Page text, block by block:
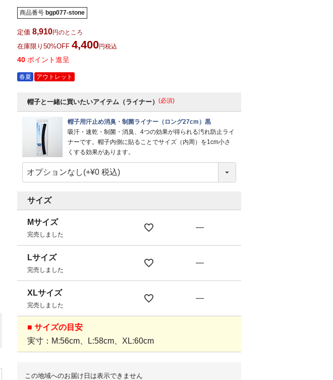
商品番号 bgp077-stone
定価 8,910 のところ
在庫限り50%OFF 4,400 税込
40 ポイント進呈
春夏 アウトレット
帽子と一緒に買いたいアイテム（ライナー） (必須)
帽子用汗止め消臭・制菌ライナー（ロング27cm）黒
吸汗・速乾・制菌・消臭、4つの効果が得られる汚れ防止ライ
ナーです。帽子内側に貼ることでサイズ（内周）を1cm小さ
くする効果があります。
サイズ
Mサイズ
完売しました
—
Lサイズ
完売しました
—
XLサイズ
完売しました
—
■ サイズの目安
実寸：M:56cm、L:58cm、XL:60cm
この地域へのお届け日は表示できません